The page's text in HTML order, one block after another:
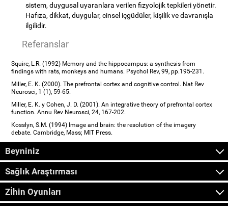
sistem, duygusal uyaranlara verilen fizyolojik tepkileri yönetir.
Hafıza, dikkat, duygular, cinsel içgüdüler, kişilik ve davranışla
ilgilidir.
Referanslar
Squire, L.R. (1992) Memory and the hippocampus: a synthesis from
findings with rats, monkeys and humans. Psychol Rev, 99, pp.195-231.
Miller, E. K. (2000). The prefrontal cortex and cognitive control. Nat Rev
Neurosci, 1 (1), 59-65.
Miller, E. K. y Cohen, J. D. (2001). An integrative theory of prefrontal cortex
function. Annu Rev Neurosci, 24, 167-202.
Kosslyn, S.M. (1994) Image and brain: the resolution of the imagery
debate. Cambridge, Mass; MIT Press.
Beyniniz
Sağlık Araştırması
Zİhin Oyunları